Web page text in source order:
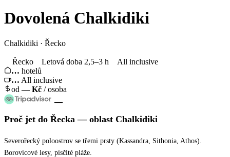
Dovolená Chalkidiki
Chalkidiki · Řecko
Řecko Letová doba 2,5–3 h
All inclusive
… hotelů
… All inclusive
od—Kč / osoba
—
Proč jet do Řecka — oblast Chalkidiki
Severořecký poloostrov se třemi prsty (Kassandra, Sithonia, Athos).
Borovicové lesy, písčité pláže.